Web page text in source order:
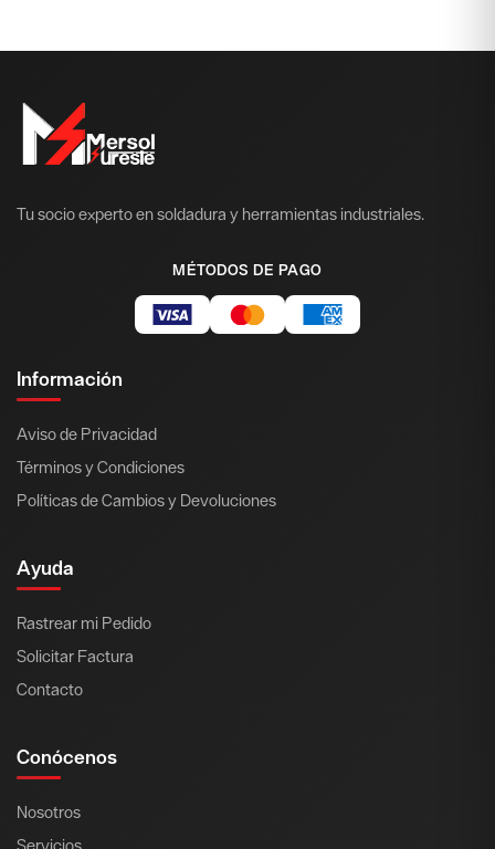
Tu socio experto en soldadura y herramientas industriales.
MÉTODOS DE PAGO
Información
Aviso de Privacidad
Términos y Condiciones
Políticas de Cambios y Devoluciones
Ayuda
Rastrear mi Pedido
Solicitar Factura
Contacto
Conócenos
Nosotros
Servicios